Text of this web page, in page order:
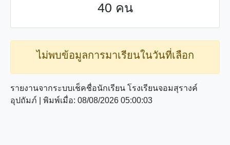
40 คน
ไม่พบข้อมูลการมาเรียนในวันที่เลือก
รายงานจากระบบเช็คชื่อนักเรียน โรงเรียนจอมสุรางค์
อุปถัมภ์ | พิมพ์เมื่อ: 08/08/2026 05:00:03